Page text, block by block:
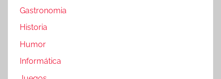
Gastronomia
Historia
Humor
Informática